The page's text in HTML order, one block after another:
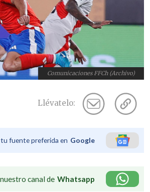
Comunicaciones FFCh (Archivo)
Llévatelo:
fuente preferida en Google
canal de Whatsapp